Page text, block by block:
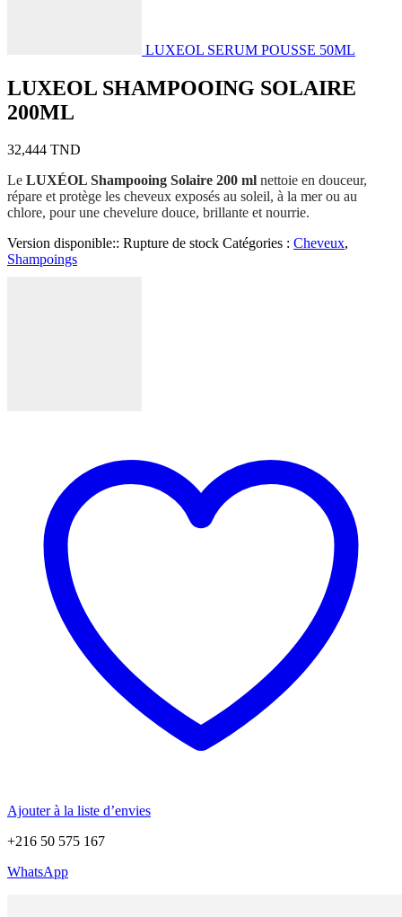
LUXEOL SERUM POUSSE 50ML
LUXEOL SHAMPOOING SOLAIRE
200ML
32,444 TND
Le LUXÉOL Shampooing Solaire 200 ml nettoie en douceur,
répare et protège les cheveux exposés au soleil, à la mer ou au
chlore, pour une chevelure douce, brillante et nourrie.
Version disponible:: Rupture de stock Catégories : Cheveux,
Shampoings
Ajouter à la liste d’envies
+216 50 575 167
WhatsApp